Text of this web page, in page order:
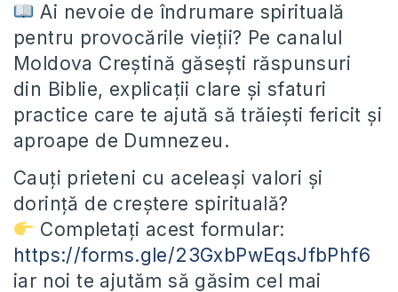
Ai nevoie de îndrumare spirituală
pentru provocările vieții? Pe canalul
Moldova Creștină găsești răspunsuri
din Biblie, explicații clare și sfaturi
practice care te ajută să trăiești fericit și
aproape de Dumnezeu.
Cauți prieteni cu aceleași valori și
dorință de creștere spirituală?
Completați acest formular:
https://forms.gle/23GxbPwEqsJfbPhf6
iar noi te ajutăm să găsim cel mai